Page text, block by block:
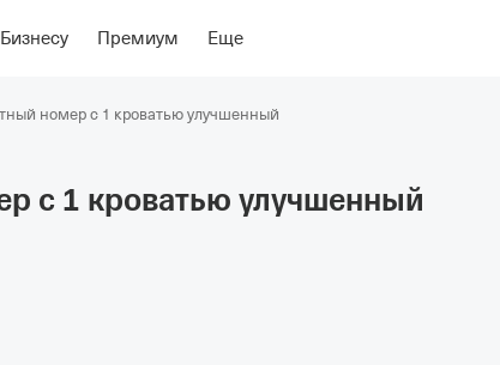
Бизнесу Премиум Еще
НомераОтзывыОриентиры Об отеле
номер с 1 кроватью улучшенный
с 1 кроватью улучшенный